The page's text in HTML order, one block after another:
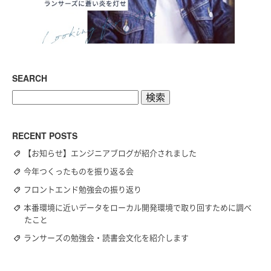
SEARCH
RECENT POSTS
【お知らせ】エンジニアブログが紹介されました
今年つくったものを振り返る会
フロントエンド勉強会の振り返り
本番環境に近いデータをローカル開発環境で取り回すために調べ
たこと
ランサーズの勉強会・読書会文化を紹介します